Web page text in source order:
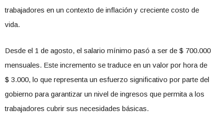
trabajadores en un contexto de inflación y creciente costo de
vida.
Desde el 1 de agosto, el salario mínimo pasó a ser de $ 700.000
mensuales. Este incremento se traduce en un valor por hora de
$ 3.000, lo que representa un esfuerzo significativo por parte del
gobierno para garantizar un nivel de ingresos que permita a los
trabajadores cubrir sus necesidades básicas.